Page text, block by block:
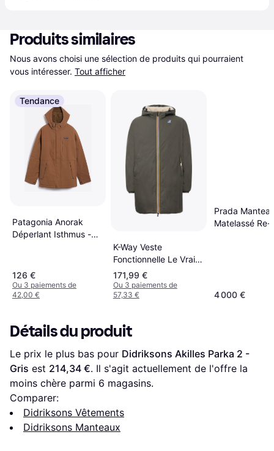
Produits similaires
Nous avons choisi une sélection de produits qui pourraient
vous intéresser. Tout afficher
Tendance
Patagonia Anorak
Déperlant Isthmus -
126 €
Ou 3 paiements de
42,00 €
K-Way Veste
Fonctionnelle Le Vrai
4.0 Eiffel East Orsetto
- Green
171,99 €
Ou 3 paiements de
57,33 €
Prada
Matelassé Re-
4 000 €
Détails du produit
Le prix le plus bas pour Didriksons Akilles Parka 2 -
Gris est 214,34 €. Il s'agit actuellement de l'offre la
moins chère parmi 6 magasins.
Comparer:
Didriksons Vêtements
Didriksons Manteaux